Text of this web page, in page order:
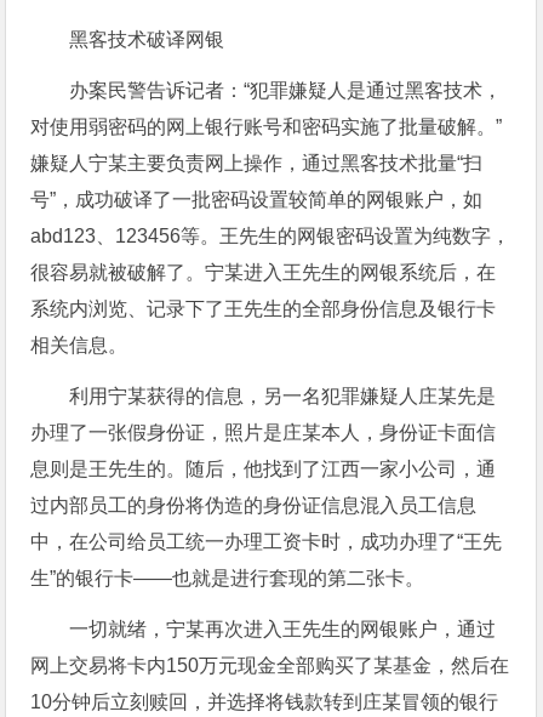
黑客技术破译网银
办案民警告诉记者：“犯罪嫌疑人是通过黑客技术，
对使用弱密码的网上银行账号和密码实施了批量破解。”
嫌疑人宁某主要负责网上操作，通过黑客技术批量“扫
号”，成功破译了一批密码设置较简单的网银账户，如
abd123、123456等。王先生的网银密码设置为纯数字，
很容易就被破解了。宁某进入王先生的网银系统后，在
系统内浏览、记录下了王先生的全部身份信息及银行卡
相关信息。
利用宁某获得的信息，另一名犯罪嫌疑人庄某先是
办理了一张假身份证，照片是庄某本人，身份证卡面信
息则是王先生的。随后，他找到了江西一家小公司，通
过内部员工的身份将伪造的身份证信息混入员工信息
中，在公司给员工统一办理工资卡时，成功办理了“王先
生”的银行卡——也就是进行套现的第二张卡。
一切就绪，宁某再次进入王先生的网银账户，通过
网上交易将卡内150万元现金全部购买了某基金，然后在
10分钟后立刻赎回，并选择将钱款转到庄某冒领的银行